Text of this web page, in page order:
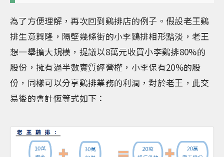
為了方便理解，再次回到鷄排店的例子。假設老王鷄
排生意興隆，隔壁幾條街的小李鷄排相形黯淡，老王
想一舉擴大規模，提議以8萬元收買小李鷄排80%的
股份，擁有過半數實質經營權，小李保有20%的股
份，同樣可以分享鷄排業務的利潤，對於老王，此交
易後的會計恆等式如下：